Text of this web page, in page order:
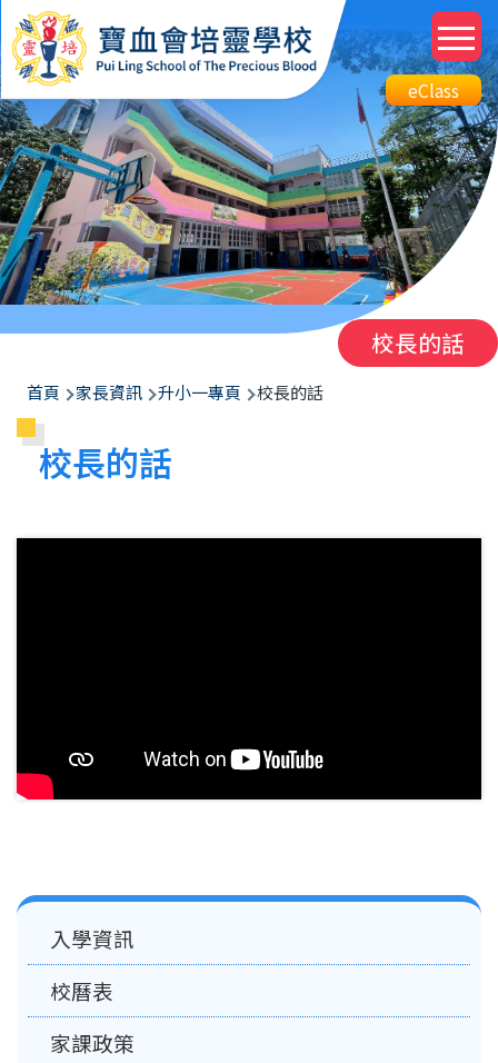
移至主內容
Top
eClass
Btn
eClass
校長的話
導
航
連
首頁 家長資訊 升小一專頁 校長的話
校長的話
Main
navigation
入學資訊
校曆表
家課政策